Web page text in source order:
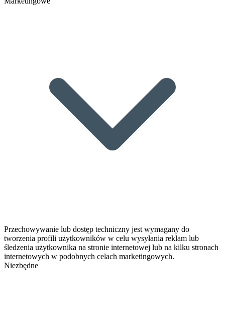
Przechowywanie lub dostęp techniczny jest wymagany do
tworzenia profili użytkowników w celu wysyłania reklam lub
śledzenia użytkownika na stronie internetowej lub na kilku stronach
internetowych w podobnych celach marketingowych.
Niezbędne